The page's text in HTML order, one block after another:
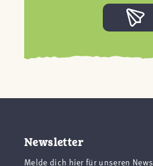
Newsletter
Melde dich hier für unseren